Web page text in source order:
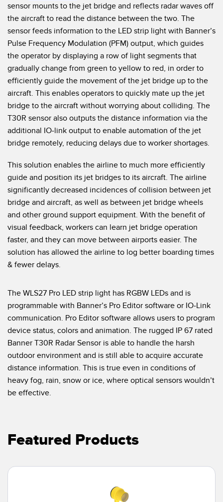
Convertidores
Set de Cables
SOFTWARE
Banner Measurement Sensor Software
Software de Configuración para Sensor GUI
TECNOLOGÍA
sensor mounts to the jet bridge and reflects radar waves off
the aircraft to read the distance between the two. The
sensor feeds information to the LED strip light with Banner’s
Pulse Frequency Modulation (PFM) output, which guides
the operator by displaying a row of light segments that
gradually change from green to yellow to red, in order to
efficiently guide the movement of the jet bridge up to the
aircraft. This enables operators to quickly mate up the jet
bridge to the aircraft without worrying about colliding. The
T30R sensor also outputs the distance information via the
additional IO-link output to enable automation of the jet
bridge remotely, reducing delays due to worker shortages.
This solution enables the airline to much more efficiently
guide and position its jet bridges to its aircraft. The airline
significantly decreased incidences of collision between jet
bridge and aircraft, as well as between jet bridge wheels
and other ground support equipment. With the benefit of
visual feedback, workers can learn jet bridge operation
faster, and they can move between airports easier. The
solution has allowed the airline to log better boarding times
& fewer delays.
The WLS27 Pro LED strip light has RGBW LEDs and is
programmable with Banner’s Pro Editor software or IO-Link
communication. Pro Editor software allows users to program
device status, colors and animation. The rugged IP 67 rated
Banner T30R Radar Sensor is able to handle the harsh
outdoor environment and is still able to acquire accurate
distance information. This is true even in conditions of
heavy fog, rain, snow or ice, where optical sensors wouldn’t
be effective.
Featured Products